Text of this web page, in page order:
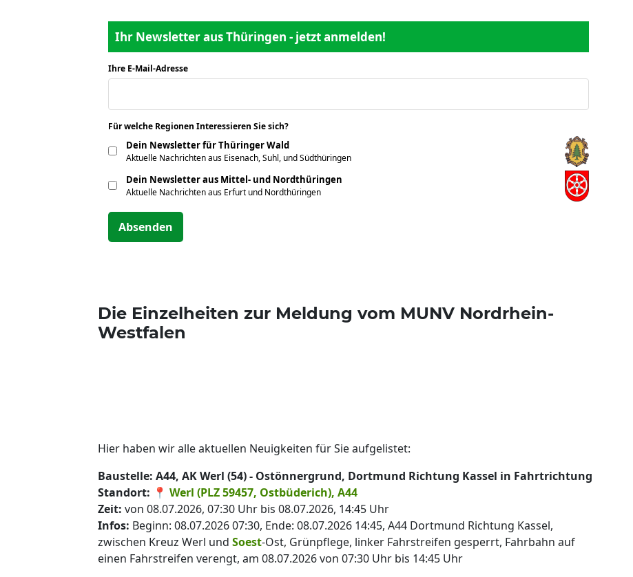
Ihr Newsletter aus Thüringen - jetzt anmelden!
Ihre E-Mail-Adresse
Für welche Regionen Interessieren Sie sich?
Dein Newsletter für Thüringer Wald
Aktuelle Nachrichten aus Eisenach, Suhl, und Südthüringen
Dein Newsletter aus Mittel- und Nordthüringen
Aktuelle Nachrichten aus Erfurt und Nordthüringen
Absenden
Die Einzelheiten zur Meldung vom MUNV Nordrhein-
Westfalen
Hier haben wir alle aktuellen Neuigkeiten für Sie aufgelistet:
Baustelle: A44, AK Werl (54) - Ostönnergrund, Dortmund Richtung Kassel in Fahrtrichtung
Standort: 📍 Werl (PLZ 59457, Ostbüderich), A44
Zeit: von 08.07.2026, 07:30 Uhr bis 08.07.2026, 14:45 Uhr
Infos: Beginn: 08.07.2026 07:30, Ende: 08.07.2026 14:45, A44 Dortmund Richtung Kassel,
zwischen Kreuz Werl und Soest-Ost, Grünpflege, linker Fahrstreifen gesperrt, Fahrbahn auf
einen Fahrstreifen verengt, am 08.07.2026 von 07:30 Uhr bis 14:45 Uhr